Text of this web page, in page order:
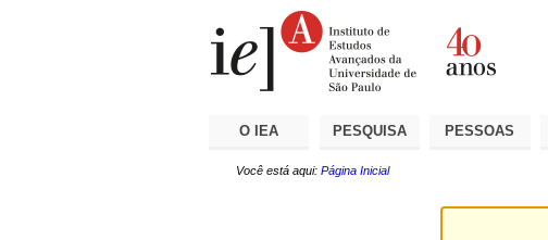
O IEA PESQUISA PESSOAS
Você está aqui: Página Inicial